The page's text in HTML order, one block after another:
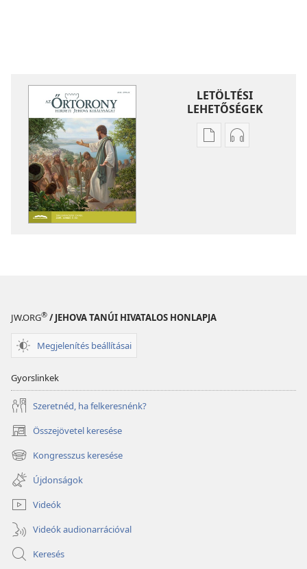
LETÖLTÉSI
LEHETŐSÉGEK
Kiadványok
JW.ORG® / JEHOVA TANÚI HIVATALOS HONLAPJA
Megjelenítés beállításai
Gyorslinkek
Szeretnéd, ha felkeresnénk?
Összejövetel keresése
(opens
new
window)
Kongresszus keresése
(opens
new
window)
Újdonságok
Videók
Videók audionarrációval
Keresés